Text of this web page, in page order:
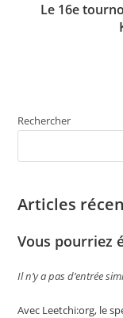
Le 16e
Rechercher
Articles
Vous pourriez
Il n’y a pas d’entrée
Avec Leetchi:org, le